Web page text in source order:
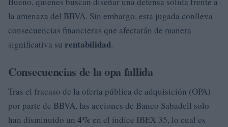
la amenaza del BBVA. Sin embargo, esta jugada conlleva
consecuencias financieras que afectarán de manera
significativa su rentabilidad.
Consecuencias de la opa fallida
Tras el fracaso de la oferta pública de adquisición (OPA)
por parte de BBVA, las acciones de Banco Sabadell solo
han disminuido un 4% en el índice IBEX 35, lo cual es